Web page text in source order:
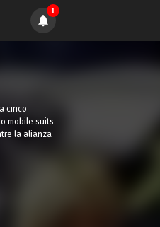
1
cinco
mobile suits
la alianza